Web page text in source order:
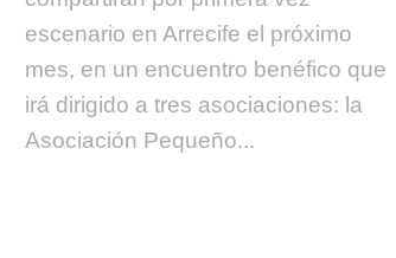
escenario en Arrecife el próximo
mes, en un encuentro benéfico que
irá dirigido a tres asociaciones: la
Asociación Pequeño...